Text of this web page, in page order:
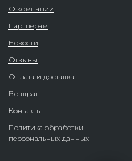
О компании
Партнерам
Новости
Отзывы
Оплата и доставка
Возврат
Контакты
Политика обработки
персональных данных